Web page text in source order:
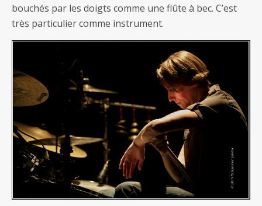
bouchés par les doigts comme une flûte à bec. C’est
très particulier comme instrument.